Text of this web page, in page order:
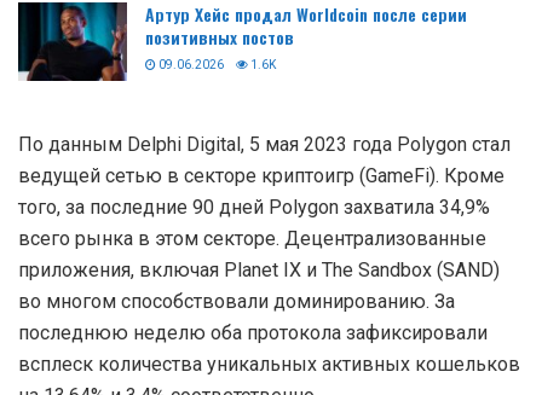
Артур Хейс продал Worldcoin после серии
позитивных постов
09.06.2026 1.6K
По данным Delphi Digital, 5 мая 2023 года Polygon стал
ведущей сетью в секторе криптоигр (GameFi). Кроме
того, за последние 90 дней Polygon захватила 34,9%
всего рынка в этом секторе. Децентрализованные
приложения, включая Planet IX и The Sandbox (SAND)
во многом способствовали доминированию. За
последнюю неделю оба протокола зафиксировали
всплеск количества уникальных активных кошельков